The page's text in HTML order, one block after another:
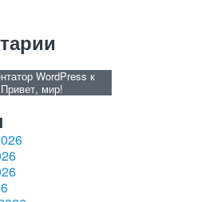
WordPress к
Привет, мир!